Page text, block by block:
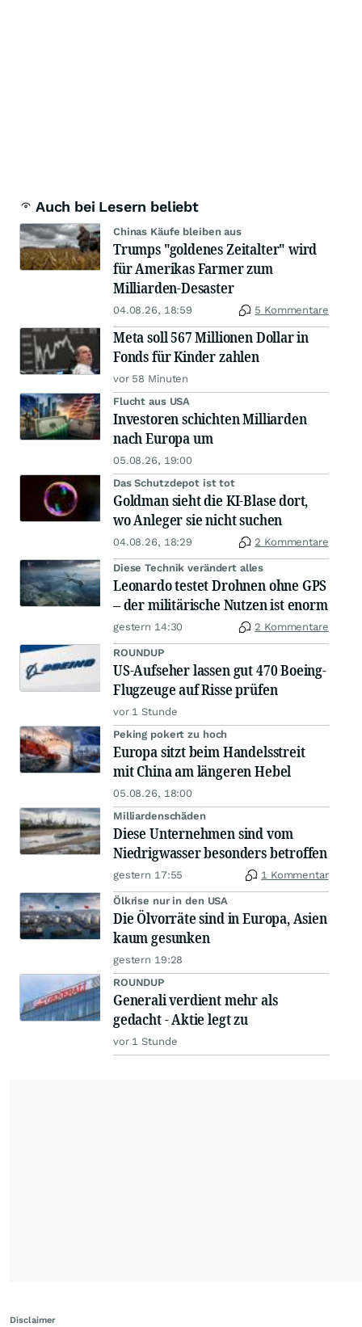
Auch bei Lesern beliebt
Chinas Käufe bleiben aus
Trumps "goldenes Zeitalter" wird
für Amerikas Farmer zum
Milliarden-Desaster
04.08.26, 18:59 5 Kommentare
Meta soll 567 Millionen Dollar in
Fonds für Kinder zahlen
vor 58 Minuten
Flucht aus USA
Investoren schichten Milliarden
nach Europa um
05.08.26, 19:00
Das Schutzdepot ist tot
Goldman sieht die KI-Blase dort,
wo Anleger sie nicht suchen
04.08.26, 18:29 2 Kommentare
Diese Technik verändert alles
Leonardo testet Drohnen ohne GPS
– der militärische Nutzen ist enorm
gestern 14:30 2 Kommentare
ROUNDUP
US-Aufseher lassen gut 470 Boeing-
Flugzeuge auf Risse prüfen
vor 1 Stunde
Peking pokert zu hoch
Europa sitzt beim Handelsstreit
mit China am längeren Hebel
05.08.26, 18:00
Milliardenschäden
Diese Unternehmen sind vom
Niedrigwasser besonders betroffen
gestern 17:55 1 Kommentar
Ölkrise nur in den USA
Die Ölvorräte sind in Europa, Asien
kaum gesunken
gestern 19:28
ROUNDUP
Generali verdient mehr als
gedacht - Aktie legt zu
vor 1 Stunde
Disclaimer